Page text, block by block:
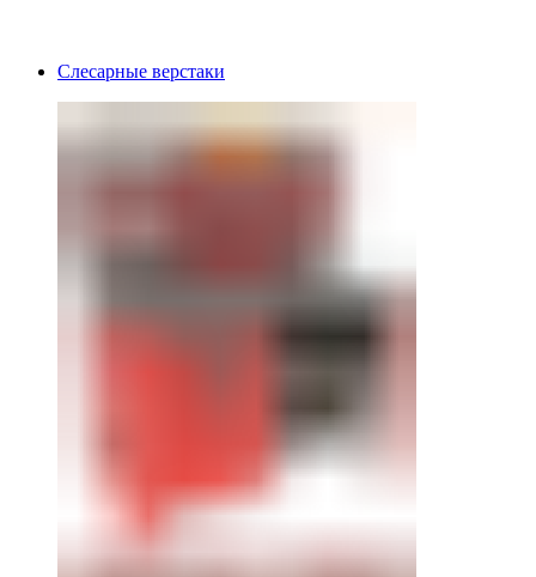
Слесарные верстаки